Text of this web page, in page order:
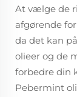
At vælge de
afgørende
da det kan
olieer og de
forbedre din
Pebermint